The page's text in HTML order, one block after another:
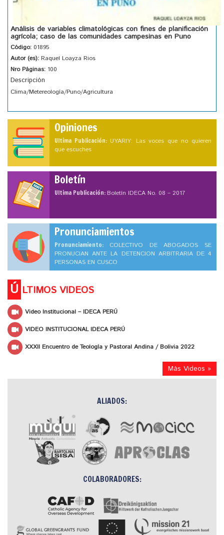
Análisis de variables climatológicas con fines de planificación
agrícola; caso de las comunidades campesinas en Puno
Código: 01895
Autor (es): Raquel Loayza Rios
Nro Páginas: 100
Descripción
Clima/Metereología/Puno/Agricultura
Opiniones
Ultima Publicación: UYARIY: Las voces que no quieren
que escuches
Boletín
Ultima Publicación:Boletín IDECA No. 08 – 2017
Pronunciamientos
Pronunciamiento: COLECTIVO DE ABOGADOS SE
PRONUCIAN ANTE LA DETENCION ARBITRARIA DE 4
PERSONAS EN CUSCO
Ú LTIMOS VIDEOS
Video Institucional – IDECA PERÚ
VIDEO INSTITUCIONAL IDECA PERÚ
XXXII Encuentro de Teología y Pastoral Andina / Bolivia 2022
Más Videos »
ALIADOS:
COLABORADORES: